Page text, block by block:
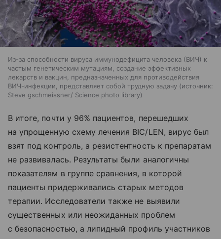
Из-за способности вируса иммунодефицита человека (ВИЧ) к
частым генетическим мутациям, создание эффективных
лекарств и вакцин, предназначенных для противодействия
ВИЧ-инфекции, представляет собой трудную задачу
источник:
Steve gschmeissner/ Science photo library
В итоге, почти у 96% пациентов, перешедших
на упрощенную схему лечения BIC/LEN, вирус был
взят под контроль, а резистентность к препаратам
не развивалась. Результаты были аналогичны
показателям в группе сравнения, в которой
пациенты придерживались старых методов
терапии. Исследователи также не выявили
существенных или неожиданных проблем
с безопасностью, а липидный профиль участников